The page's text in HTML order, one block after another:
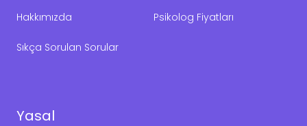
Hakkımızda Psikolog Fiyatları
Sıkça Sorulan Sorular
Yasal